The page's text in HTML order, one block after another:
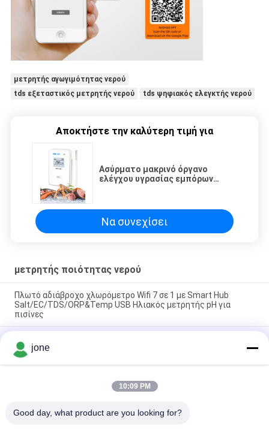
μετρητής αγωγιμότητας νερού
tds εξεταστικός μετρητής νερού
tds ψηφιακός ελεγκτής νερού
Αποκτήστε την καλύτερη τιμή για
Ασύρματο μακρινό όργανο
ελέγχου υγρασίας εμπόρων
Να συνεχίσει
μετρητής ποιότητας νερού
Πλωτό αδιάβροχο χλωρόμετρο Wifi 7 σε 1 με Smart Hub
Salt/EC/TDS/ORP&Temp USB Ηλιακός μετρητής pH για
πισίνες
ποιότητας νερού για pH υπολειμματικό χλώριο συνολικό
χλώριο
Tuya Wifi Online EC Monitoring Controller ph Meter με
λειτουργία καταγραφής δεδομένων Υδροπονικός δοκιμαστής
jone
10:09 PM
Good day, what product are you looking for?